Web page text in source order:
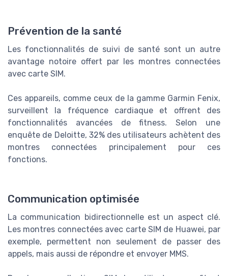
Prévention de la santé
Les fonctionnalités de suivi de santé sont un autre
avantage notoire offert par les montres connectées
avec carte SIM.
Ces appareils, comme ceux de la gamme Garmin Fenix,
surveillent la fréquence cardiaque et offrent des
fonctionnalités avancées de fitness. Selon une
enquête de Deloitte, 32% des utilisateurs achètent des
montres connectées principalement pour ces
fonctions.
Communication optimisée
La communication bidirectionnelle est un aspect clé.
Les montres connectées avec carte SIM de Huawei, par
exemple, permettent non seulement de passer des
appels, mais aussi de répondre et envoyer MMS.